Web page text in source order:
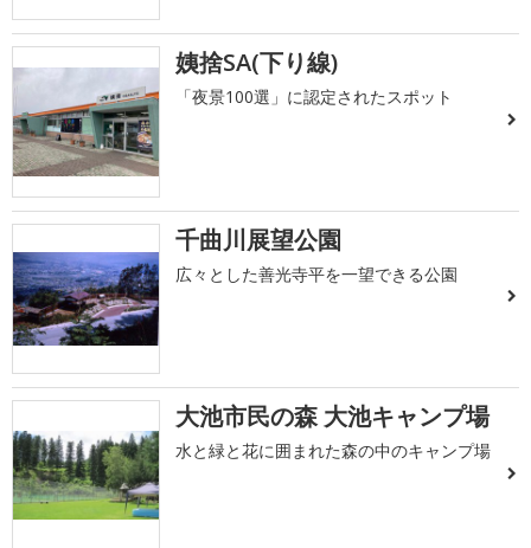
姨捨SA(下り線)
「夜景100選」に認定されたスポット
千曲川展望公園
広々とした善光寺平を一望できる公園
大池市民の森 大池キャンプ場
水と緑と花に囲まれた森の中のキャンプ場